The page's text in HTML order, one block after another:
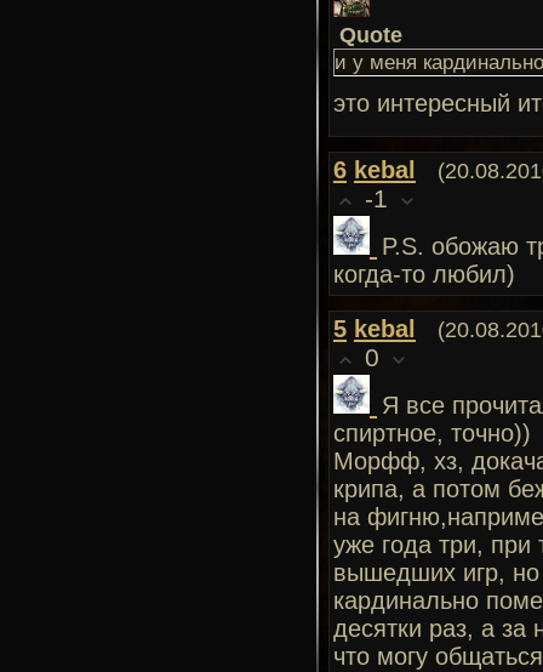
Quote
и у меня
это интересный
6 kebal
-1
P.S. обожаю
когда-то любил)
5 kebal
0
Я все
спиртное, точно))
Морфф, хз,
крипа, а потом
на
уже года три,
вышедших игр, но
кардинально
десятки раз, а
что могу